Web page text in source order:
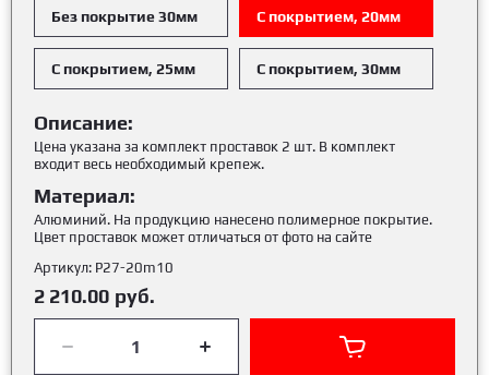
Без покрытие 30мм С покрытием, 20мм
С покрытием, 25мм С покрытием, 30мм
Описание:
Цена указана за комплект проставок 2 шт. В комплект
входит весь необходимый крепеж.
Материал:
Алюминий. На продукцию нанесено полимерное покрытие.
Цвет проставок может отличаться от фото на сайте
Артикул: Р27-20m10
2 210.00 руб.